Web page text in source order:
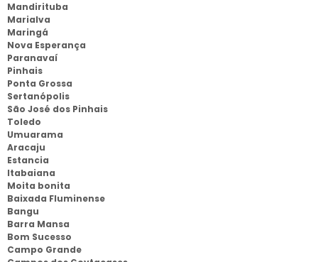
Mandirituba
Marialva
Maringá
Nova Esperança
Paranavaí
Pinhais
Ponta Grossa
Sertanópolis
São José dos Pinhais
Toledo
Umuarama
Aracaju
Estancia
Itabaiana
Moita bonita
Baixada Fluminense
Bangu
Barra Mansa
Bom Sucesso
Campo Grande